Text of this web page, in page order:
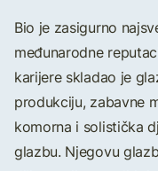
Bio je zasigurno
međunarodne
karijere skladao je
produkciju, zabavne
komorna i solistička
glazbu. Njegovu